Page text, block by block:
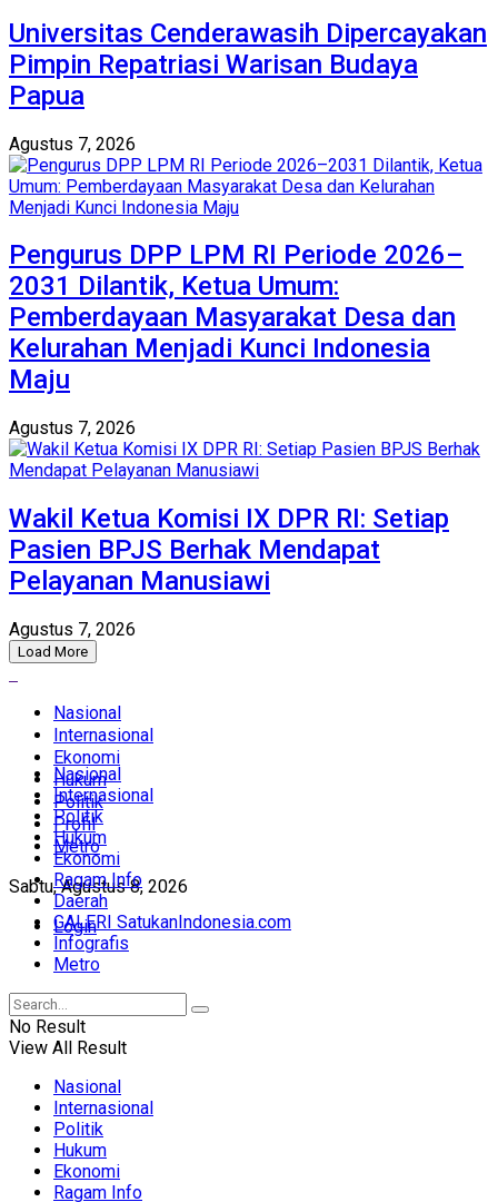
Universitas Cenderawasih Dipercayakan
Pimpin Repatriasi Warisan Budaya
Papua
Agustus 7, 2026
Pengurus DPP LPM RI Periode 2026–
2031 Dilantik, Ketua Umum:
Pemberdayaan Masyarakat Desa dan
Kelurahan Menjadi Kunci Indonesia
Maju
Agustus 7, 2026
Wakil Ketua Komisi IX DPR RI: Setiap
Pasien BPJS Berhak Mendapat
Pelayanan Manusiawi
Agustus 7, 2026
Load More
Nasional
Internasional
Ekonomi
Hukum
Politik
Profil
Metro
Sabtu, Agustus 8, 2026
Login
Nasional
Internasional
Politik
Hukum
Ekonomi
Ragam Info
Daerah
GALERI SatukanIndonesia.com
Infografis
Metro
No Result
View All Result
Nasional
Internasional
Politik
Hukum
Ekonomi
Ragam Info